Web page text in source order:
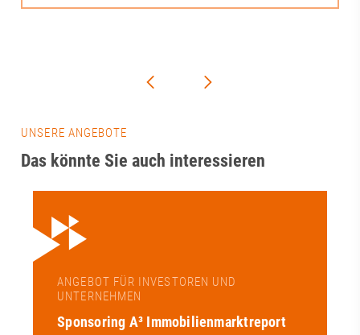
UNSERE ANGEBOTE
Das könnte Sie auch interessieren
ANGEBOT FÜR INVESTOREN UND
UNTERNEHMEN
Sponsoring A³ Immobilienmarktreport